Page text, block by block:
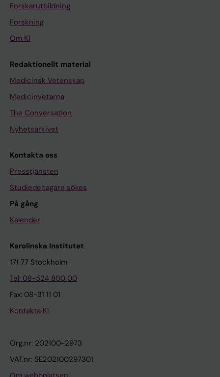
Forskarutbildning
Forskning
Om KI
Redaktionellt material
Medicinsk Vetenskap
Medicinvetarna
The Conversation
Nyhetsarkivet
Kontakta oss
Presstjänsten
Studiedeltagare sökes
På gång
Kalender
Karolinska Institutet
171 77 Stockholm
Tel: 08-524 800 00
Fax: 08-31 11 01
Kontakta KI
Org.nr: 202100-2973
VAT.nr: SE202100297301